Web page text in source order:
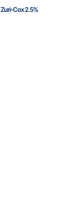
Zuri-Cox 2.5%